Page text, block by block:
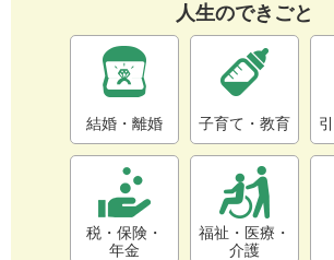
人生のできごと
結婚・離婚 子育て・教育
税・保険・
年金
福祉・医療・
介護